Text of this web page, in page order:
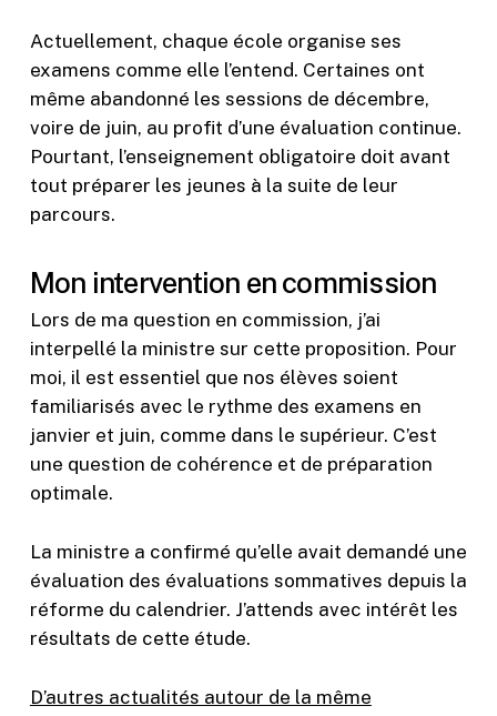
Actuellement, chaque école organise ses
examens comme elle l’entend. Certaines ont
même abandonné les sessions de décembre,
voire de juin, au profit d’une évaluation continue.
Pourtant, l’enseignement obligatoire doit avant
tout préparer les jeunes à la suite de leur
parcours.
Mon intervention en commission
Lors de ma question en commission, j’ai
interpellé la ministre sur cette proposition. Pour
moi, il est essentiel que nos élèves soient
familiarisés avec le rythme des examens en
janvier et juin, comme dans le supérieur. C’est
une question de cohérence et de préparation
optimale.
La ministre a confirmé qu’elle avait demandé une
évaluation des évaluations sommatives depuis la
réforme du calendrier. J’attends avec intérêt les
résultats de cette étude.
D’autres actualités autour de la même